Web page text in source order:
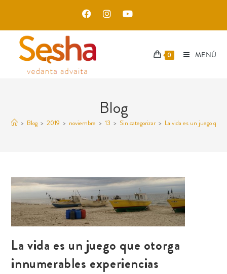
0 MENÚ
Blog
> Blog > 2019 > noviembre > 13 > Sin categorizar > La vida es un juego que
La vida es un juego que otorga
innumerables experiencias